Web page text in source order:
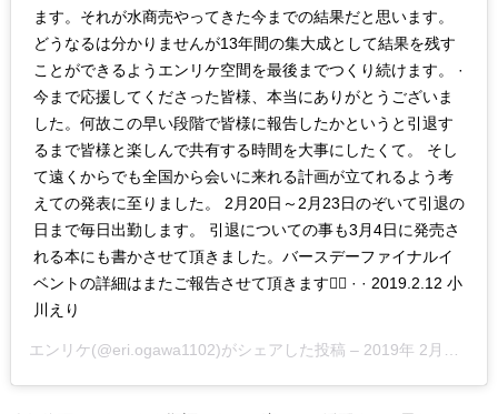
ます。それが水商売やってきた今までの結果だと思います。
どうなるは分かりませんが13年間の集大成として結果を残す
ことができるようエンリケ空間を最後までつくり続けます。 ·
今まで応援してくださった皆様、本当にありがとうございま
した。何故この早い段階で皆様に報告したかというと引退す
るまで皆様と楽しんで共有する時間を大事にしたくて。 そし
て遠くからでも全国から会いに来れる計画が立てれるよう考
えての発表に至りました。 2月20日～2月23日のぞいて引退の
日まで毎日出勤します。 引退についての事も3月4日に発売さ
れる本にも書かさせて頂きました。バースデーファイナルイ
ベントの詳細はまたご報告させて頂きます🙇‍♀️ · · 2019.2.12 小
川えり
エンリケ(@eri.ogawa1102)がシェアした投稿 – 2019年 2月月11日午後6時50分PST